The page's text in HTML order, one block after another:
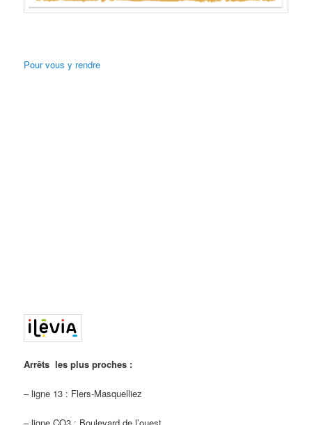
Pour vous y rendre
Arrêts les plus proches :
– ligne 13 : Flers-Masquelliez